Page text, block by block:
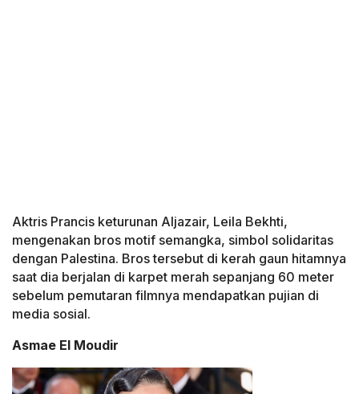
Aktris Prancis keturunan Aljazair, Leila Bekhti,
mengenakan bros motif semangka, simbol solidaritas
dengan Palestina. Bros tersebut di kerah gaun hitamnya
saat dia berjalan di karpet merah sepanjang 60 meter
sebelum pemutaran filmnya mendapatkan pujian di
media sosial.
Asmae El Moudir